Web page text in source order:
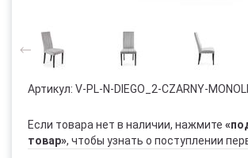
Артикул: V-PL-N-DIEGO_2-CZARNY-
Если товара нет в наличии, нажмите
товар», чтобы узнать о поступлении